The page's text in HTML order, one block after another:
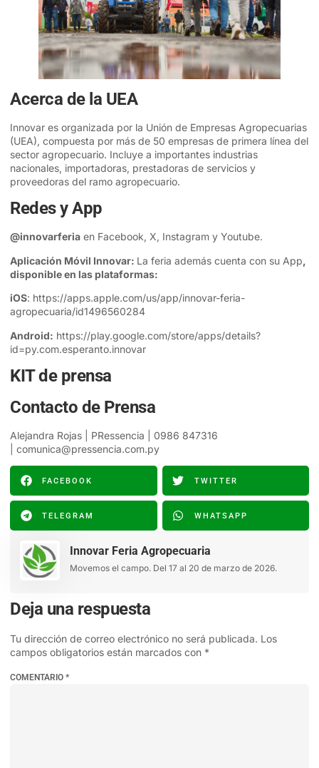
Acerca de la UEA
Innovar es organizada por la Unión de Empresas Agropecuarias
(UEA), compuesta por más de 50 empresas de primera línea del
sector agropecuario. Incluye a importantes industrias
nacionales, importadoras, prestadoras de servicios y
proveedoras del ramo agropecuario.
Redes y App
@innovarferia en Facebook, X, Instagram y Youtube.
Aplicación Móvil Innovar: La feria además cuenta con su App,
disponible en las plataformas:
iOS: https://apps.apple.com/us/app/innovar-feria-
agropecuaria/id1496560284
Android: https://play.google.com/store/apps/details?
id=py.com.esperanto.innovar
KIT de prensa
Contacto de Prensa
Alejandra Rojas | PRessencia | 0986 847316
comunica@pressencia.com.py
FACEBOOK TWITTER
TELEGRAM WHATSAPP
Innovar Feria Agropecuaria
Movemos el campo. Del 17 al 20 de marzo de 2026.
Deja una respuesta
Tu dirección de correo electrónico no será publicada. Los
campos obligatorios están marcados con *
COMENTARIO *